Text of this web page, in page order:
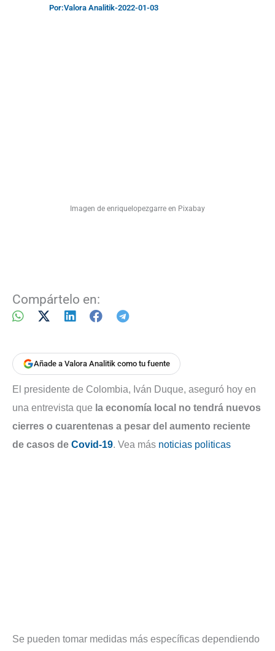
Por:Valora Analitik-2022-01-03
Imagen de enriquelopezgarre en Pixabay
Compártelo en:
Añade a Valora Analitik como tu fuente
El presidente de Colombia, Iván Duque, aseguró hoy en
una entrevista que la economía local no tendrá nuevos
cierres o cuarentenas a pesar del aumento reciente
de casos de Covid-19. Vea más noticias politicas
Se pueden tomar medidas más específicas dependiendo